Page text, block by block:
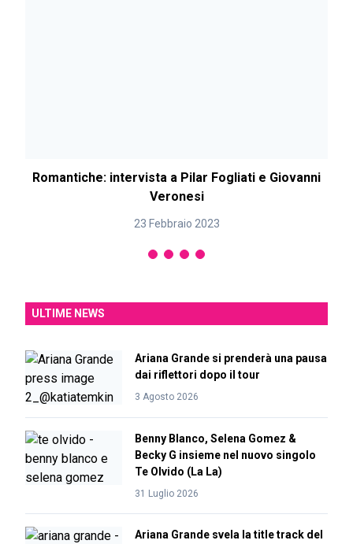
Romantiche: intervista a Pilar Fogliati e Giovanni
Veronesi
23 Febbraio 2023
ULTIME NEWS
Ariana Grande si prenderà una pausa
dai riflettori dopo il tour
3 Agosto 2026
Benny Blanco, Selena Gomez &
Becky G insieme nel nuovo singolo
Te Olvido (La La)
31 Luglio 2026
Ariana Grande svela la title track del